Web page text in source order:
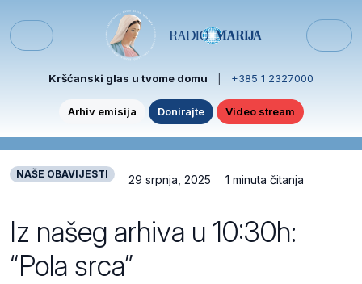
Menu
Kršćanski glas u tvome domu +385 1 2327000
Arhiv emisija Donirajte Video stream
NAŠE OBAVIJESTI 29 srpnja, 2025 1 minuta čitanja
Iz našeg arhiva u 10:30h:
“Pola srca”